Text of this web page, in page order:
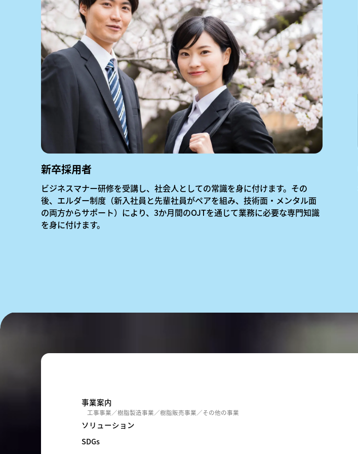
新卒採用者
ビジネスマナー研修を受講し、社会人としての常識を身に付けます。その
後、エルダー制度（新入社員と先輩社員がペアを組み、技術面・メンタル面
の両方からサポート）により、3か月間のOJTを通じて業務に必要な専門知識
を身に付けます。
事業案内
工事事業 樹脂製造事業 樹脂販売事業 その他の事業
ソリューション
SDGs